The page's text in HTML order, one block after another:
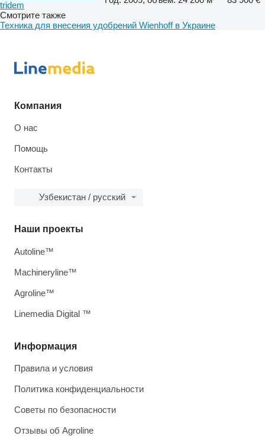
tridem
Смотрите также
Техника для внесения удобрений Wienhoff в Украине
Компания
О нас
Помощь
Контакты
Узбекистан / русский
Информация
Правила и условия
Политика конфиденциальности
Советы по безопасности
Отзывы об Agroline
Наши проекты
Autoline™
Machineryline™
Agroline™
Linemedia Digital ™